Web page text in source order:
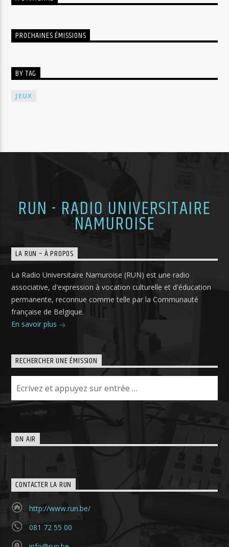
PROCHAINES ÉMISSIONS
BY TAG
JEUX
RUN - RADIO UNIVERSITAIRE
NAMUROISE
LA RUN – À PROPOS
La Radio Universitaire Namuroise (RUN) est une radio
associative, d'expression à vocation culturelle et d'éducation
permanente, reconnue comme telle par la Communauté
française de Belgique.
En savoir plus
RECHERCHER UNE ÉMISSION
ON AIR
CONTACTER LA RUN
http://www.run.be/
081 72 55 00